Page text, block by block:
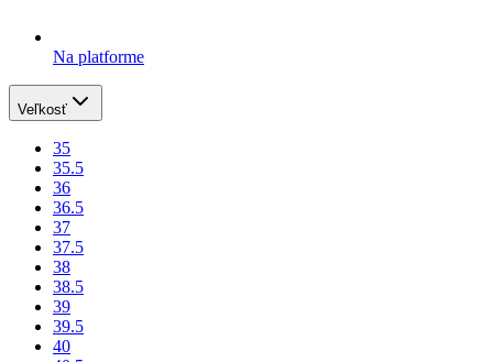
Na platforme
Veľkosť
35
35.5
36
36.5
37
37.5
38
38.5
39
39.5
40